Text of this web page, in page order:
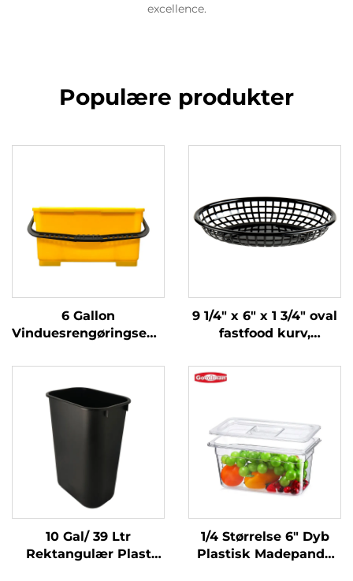
excellence.
Populære produkter
6 Gallon
Vinduesrengøringsemd
Polypropylen, Gul,
JA3008YE
9 1/4" x 6" x 1 3/4" oval
fastfood kurv,
SE3017BK
10 Gal/ 39 Ltr
Rektangulær Plast
1/4 Størrelse 6" Dyb
Plastisk Madepande